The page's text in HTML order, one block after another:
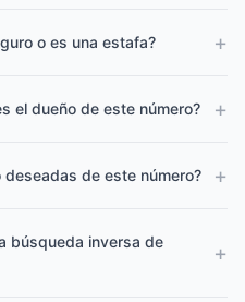
o es una estafa? +
el dueño de este número? +
deseadas de este número? +
búsqueda inversa de
+